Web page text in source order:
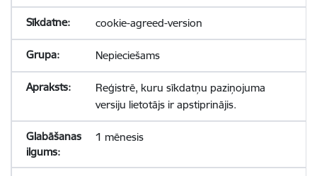
cookie-agreed-version
Nepieciešams
Reģistrē, kuru sīkdatņu paziņojuma
versiju lietotājs ir apstiprinājis.
1 mēnesis